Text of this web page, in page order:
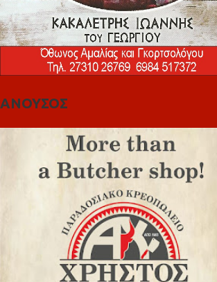
ΑΝΟΥΣΟΣ